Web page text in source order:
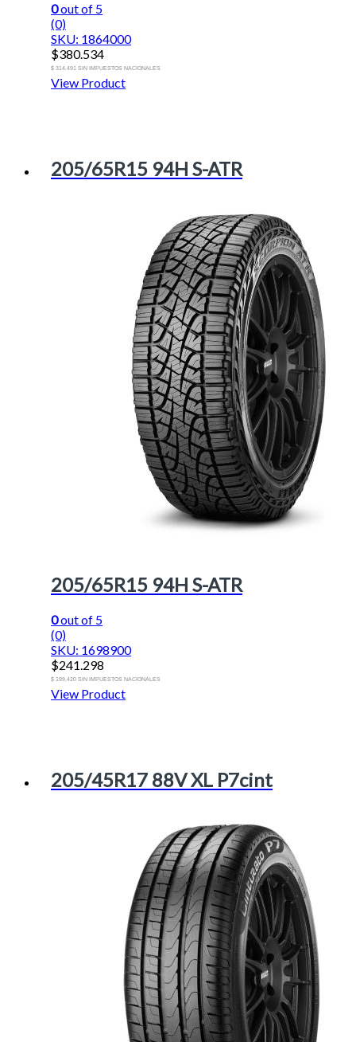
0out of 5
(0)
SKU: 1864000
$380.534
$ 314.491 SIN IMPUESTOS NACIONALES
View Product
205/65R15 94H S-ATR
205/65R15 94H S-ATR
0out of 5
(0)
SKU: 1698900
$241.298
$ 199.420 SIN IMPUESTOS NACIONALES
View Product
205/45R17 88V XL P7cint